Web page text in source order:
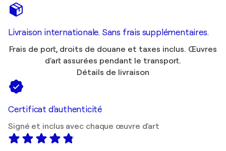
Livraison internationale. Sans frais supplémentaires.
Frais de port, droits de douane et taxes inclus. Œuvres
d'art assurées pendant le transport.
Détails de livraison
Certificat d'authenticité
Signé et inclus avec chaque œuvre d'art